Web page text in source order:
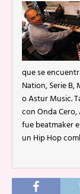
que se
Nation, Serie B,
o Astur Music.
con Onda Cero,
fue beatmaker
un Hip Hop